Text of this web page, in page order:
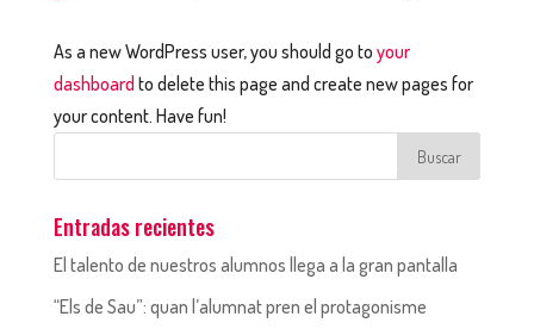
As a new WordPress user, you should go to your
dashboard to delete this page and create new pages for
your content. Have fun!
Entradas recientes
El talento de nuestros alumnos llega a la gran pantalla
“Els de Sau”: quan l’alumnat pren el protagonisme